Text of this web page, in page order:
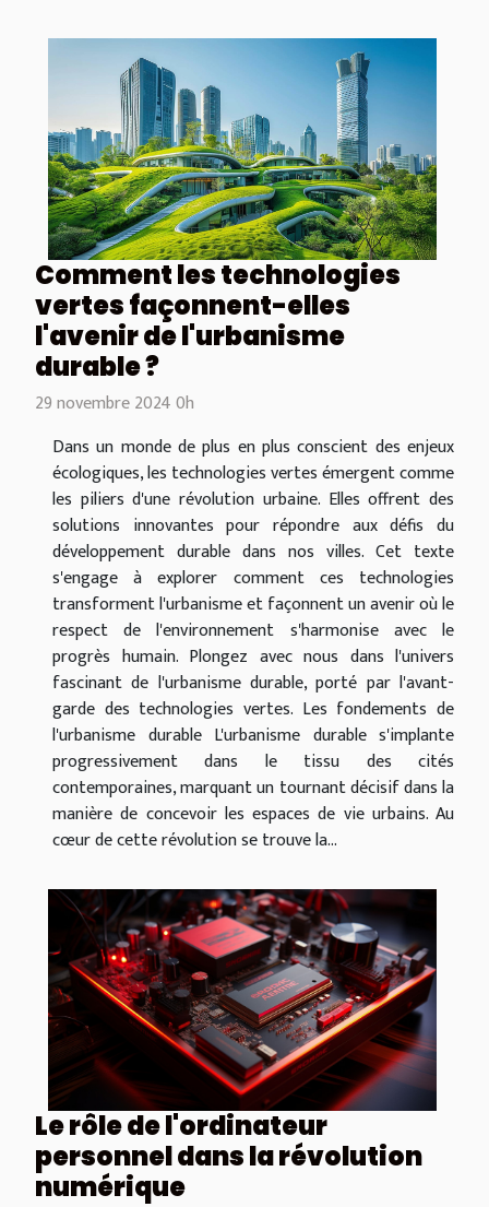
Comment les technologies
vertes façonnent-elles
l'avenir de l'urbanisme
durable ?
29 novembre 2024 0h
Dans un monde de plus en plus conscient des enjeux
écologiques, les technologies vertes émergent comme
les piliers d'une révolution urbaine. Elles offrent des
solutions innovantes pour répondre aux défis du
développement durable dans nos villes. Cet texte
s'engage à explorer comment ces technologies
transforment l'urbanisme et façonnent un avenir où le
respect de l'environnement s'harmonise avec le
progrès humain. Plongez avec nous dans l'univers
fascinant de l'urbanisme durable, porté par l'avant-
garde des technologies vertes. Les fondements de
l'urbanisme durable L'urbanisme durable s'implante
progressivement dans le tissu des cités
contemporaines, marquant un tournant décisif dans la
manière de concevoir les espaces de vie urbains. Au
cœur de cette révolution se trouve la...
Le rôle de l'ordinateur
personnel dans la révolution
numérique